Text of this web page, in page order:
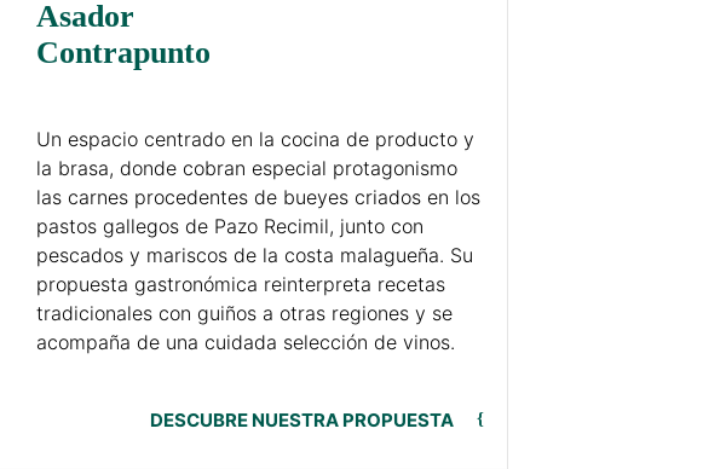
Asador
Contrapunto
Un espacio centrado en la cocina de producto y
la brasa, donde cobran especial protagonismo
las carnes procedentes de bueyes criados en los
pastos gallegos de Pazo Recimil, junto con
pescados y mariscos de la costa malagueña. Su
propuesta gastronómica reinterpreta recetas
tradicionales con guiños a otras regiones y se
acompaña de una cuidada selección de vinos.
DESCUBRE NUESTRA PROPUESTA